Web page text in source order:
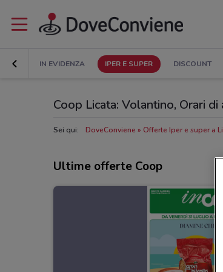
IN EVIDENZA IPER E SUPER DISCOUNT
Coop Licata: Volantino, Orari
Sei qui: DoveConviene Offerte Iper e super a
Ultime offerte Coop